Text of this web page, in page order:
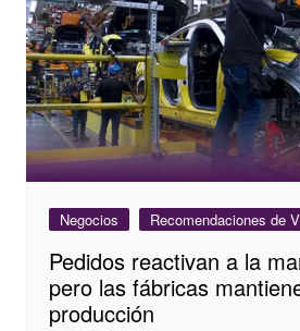
Negocios Recomendaciones de
Pedidos reactivan a la
pero las fábricas
producción